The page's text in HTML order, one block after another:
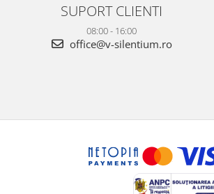
SUPORT CLIENTI
08:00 - 16:00
office@v-silentium.ro